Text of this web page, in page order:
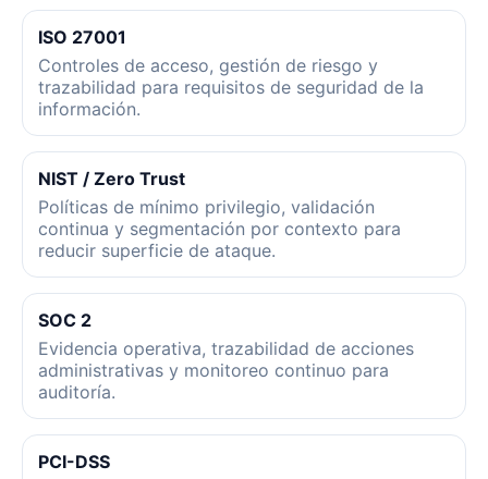
ISO 27001
Controles de acceso, gestión de riesgo y
trazabilidad para requisitos de seguridad de la
información.
NIST / Zero Trust
Políticas de mínimo privilegio, validación
continua y segmentación por contexto para
reducir superficie de ataque.
SOC 2
Evidencia operativa, trazabilidad de acciones
administrativas y monitoreo continuo para
auditoría.
PCI-DSS